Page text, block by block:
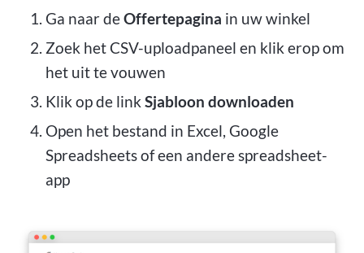
Ga naar deOffertepagina in uw winkel
Zoek het CSV-uploadpaneel en klik erop om
het uit te vouwen
Klik op de link Sjabloon downloaden
Open het bestand in Excel, Google
Spreadsheets of een andere spreadsheet-
app